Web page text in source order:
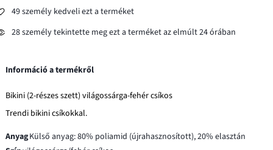
49 személy kedveli ezt a terméket
28 személy tekintette meg ezt a terméket az elmúlt 24 órában
Információ a termékről
Bikini (2-részes szett) világossárga-fehér csíkos
Trendi bikini csíkokkal.
AnyagKülső anyag: 80% poliamid (újrahasznosított), 20% elasztán